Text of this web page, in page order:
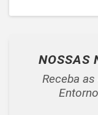
NOSSAS
Receba